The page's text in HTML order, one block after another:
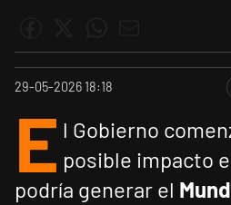
29-05-2026 18:18
E l Gobierno
posible impacto
podría generar el